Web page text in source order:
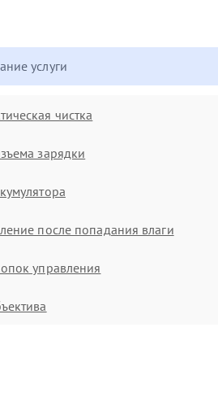
услуги
чистка
зарядки
после попадания влаги
управления